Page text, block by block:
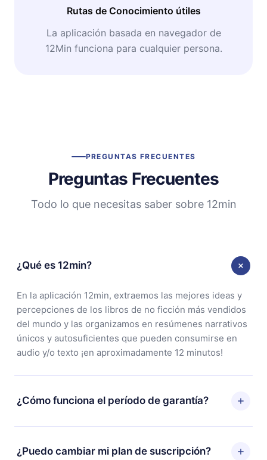
Rutas de Conocimiento útiles
La aplicación basada en navegador de
12Min funciona para cualquier persona.
PREGUNTAS FRECUENTES
Preguntas Frecuentes
Todo lo que necesitas saber sobre 12min
¿Qué es 12min?
En la aplicación 12min, extraemos las mejores ideas y
percepciones de los libros de no ficción más vendidos
del mundo y las organizamos en resúmenes narrativos
únicos y autosuficientes que pueden consumirse en
audio y/o texto ¡en aproximadamente 12 minutos!
¿Cómo funciona el período de garantía?
Puedes descargar nuestra aplicación y comenzar a
disfrutar de nuestra biblioteca. Si por alguna razón no
¿Puedo cambiar mi plan de suscripción?